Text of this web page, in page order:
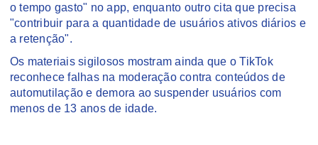
o tempo gasto" no app, enquanto outro cita que precisa
"contribuir para a quantidade de usuários ativos diários e
a retenção".
Os materiais sigilosos mostram ainda que o TikTok
reconhece falhas na moderação contra conteúdos de
automutilação e demora ao suspender usuários com
menos de 13 anos de idade.